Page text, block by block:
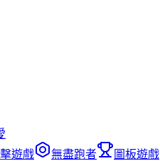
遊戲 無盡跑者 圖板遊戲